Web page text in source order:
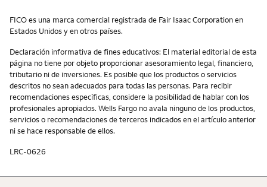
Otras cosas que necesita saber
FICO es una marca comercial registrada de Fair Isaac Corporation en
Estados Unidos y en otros países.
Declaración informativa de fines educativos: El material editorial de esta
página no tiene por objeto proporcionar asesoramiento legal, financiero,
tributario ni de inversiones. Es posible que los productos o servicios
descritos no sean adecuados para todas las personas. Para recibir
recomendaciones específicas, considere la posibilidad de hablar con los
profesionales apropiados. Wells Fargo no avala ninguno de los productos,
servicios o recomendaciones de terceros indicados en el artículo anterior
ni se hace responsable de ellos.
LRC-0626